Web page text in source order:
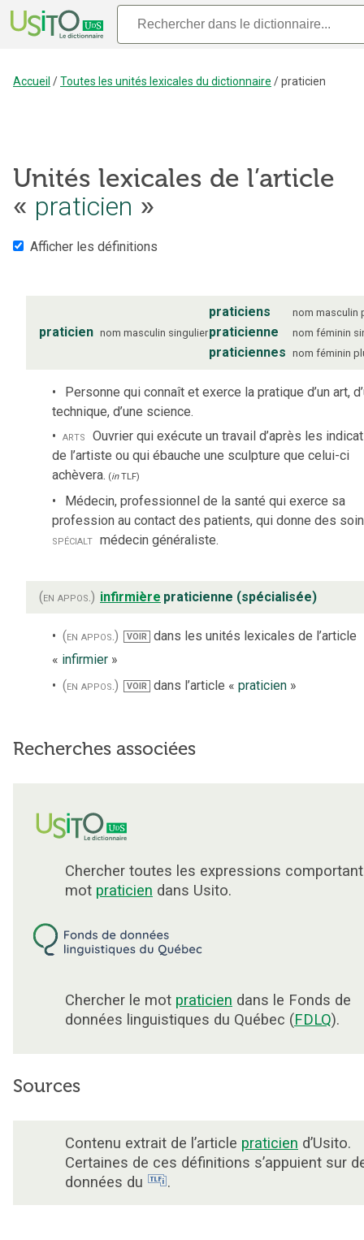
Accueil /Toutes les unités lexicales du dictionnaire /praticien
Unités lexicales de l’article
« praticien »
Afficher les définitions
praticien nom masculin singulier
praticiens nom masculin
praticienne nom féminin
praticiennes nom féminin
Personne qui connaît et exerce la pratique d’un art,
technique, d’une science.
arts Ouvrier qui exécute un travail d’après les
de l’artiste ou qui ébauche une sculpture que celui-ci
achèvera. (inTLF)
Médecin, professionnel de la santé qui exerce sa
profession au contact des patients, qui donne des
spécialt médecin généraliste.
(en appos.) infirmière praticienne (spécialisée)
(en appos.) VOIR dans les unités lexicales de l’article
« infirmier »
(en appos.)
VOIR dans l’article « praticien»
Recherches associées
Chercher toutes les expressions
mot praticien dans Usito.
Chercher le mot praticien dans le Fonds de
données linguistiques du Québec (FDLQ).
Sources
Contenu extrait de l’article praticien d’Usito.
Certaines de ces définitions s’appuient sur
données du
.